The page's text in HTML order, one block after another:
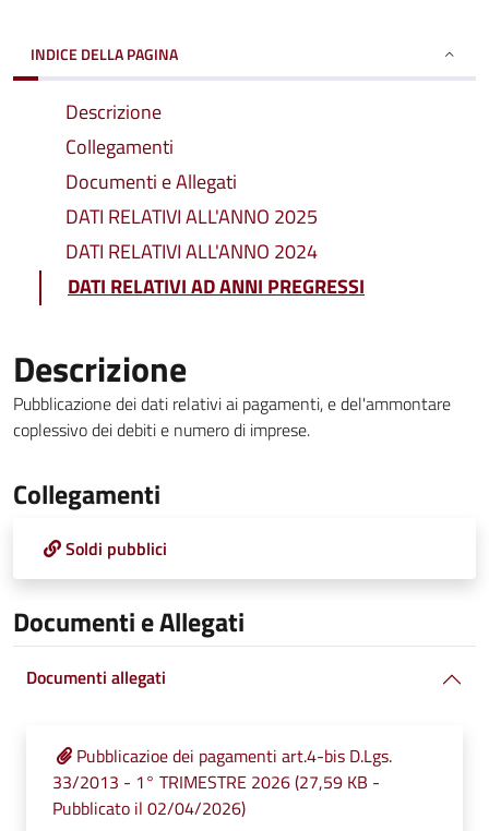
INDICE DELLA PAGINA
Descrizione
Collegamenti
Documenti e Allegati
DATI RELATIVI ALL'ANNO 2025
DATI RELATIVI ALL'ANNO 2024
DATI RELATIVI AD ANNI PREGRESSI
Descrizione
Pubblicazione dei dati relativi ai pagamenti, e del'ammontare
coplessivo dei debiti e numero di imprese.
Collegamenti
Soldi pubblici
Documenti e Allegati
Documenti allegati
Pubblicazioe dei pagamenti art.4-bis D.Lgs.
33/2013 - 1° TRIMESTRE 2026 (27,59 KB -
Pubblicato il 02/04/2026)